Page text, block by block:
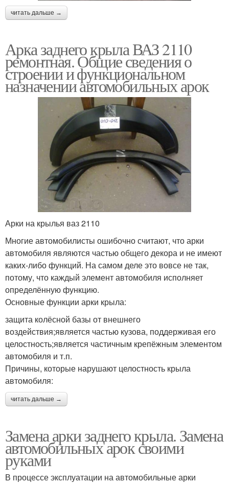
читать дальше →
Арка заднего крыла ВАЗ 2110
ремонтная. Общие сведения о
строении и функциональном
назначении автомобильных арок
Арки на крылья ваз 2110
Многие автомобилисты ошибочно считают, что арки
автомобиля являются частью общего декора и не имеют
каких-либо функций. На самом деле это вовсе не так,
потому, что каждый элемент автомобиля исполняет
определённую функцию.
Основные функции арки крыла:
защита колёсной базы от внешнего
воздействия;является частью кузова, поддерживая его
целостность;является частичным крепёжным элементом
автомобиля и т.п.
Причины, которые нарушают целостность крыла
автомобиля:
читать дальше →
Замена арки заднего крыла. Замена
автомобильных арок своими
руками
В процессе эксплуатации на автомобильные арки